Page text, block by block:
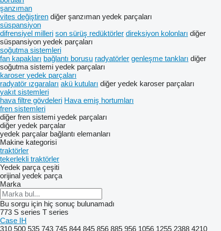
şanzıman
vites değiştiren diğer şanzıman yedek parçaları
süspansiyon
difrensiyel milleri son sürüş redüktörler direksiyon kolonları diğer
süspansiyon yedek parçaları
soğutma sistemleri
fan kapakları bağlantı borusu radyatörler genleşme tankları diğer
soğutma sistemi yedek parçaları
karoser yedek parçaları
radyatör ızgaraları akü kutuları diğer yedek karoser parçaları
yakıt sistemleri
hava filtre gövdeleri Hava emiş hortumları
fren sistemleri
diğer fren sistemi yedek parçaları
diğer yedek parçalar
yedek parçalar bağlantı elemanları
Makine kategorisi
traktörler
tekerlekli traktörler
Yedek parça çeşiti
orijinal yedek parça
Marka
Bu sorgu için hiç sonuç bulunamadı
773 S series T series
Case IH
310 500 535 743 745 844 845 856 885 956 1056 1255 2388 4210